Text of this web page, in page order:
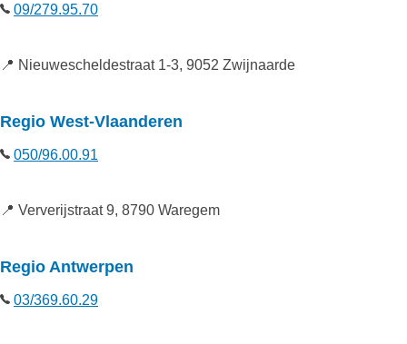
09/279.95.70
📍 Nieuwescheldestraat 1-3, 9052 Zwijnaarde
Regio West-Vlaanderen
050/96.00.91
📍 Ververijstraat 9, 8790 Waregem
Regio Antwerpen
03/369.60.29